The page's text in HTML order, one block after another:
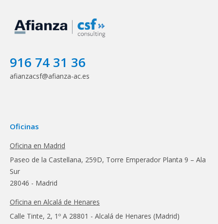
916 74 31 36
afianzacsf@afianza-ac.es
Oficinas
Oficina en Madrid
Paseo de la Castellana, 259D, Torre Emperador Planta 9 – Ala
Sur
28046 - Madrid
Oficina en Alcalá de Henares
Calle Tinte, 2, 1º A 28801 - Alcalá de Henares (Madrid)